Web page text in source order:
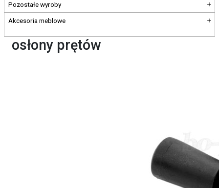
Pozostałe wyroby
Akcesoria meblowe
osłony prętów